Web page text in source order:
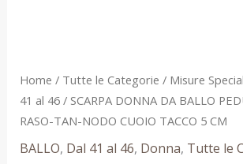
Home / Tutte le Categorie / Misure
41 al 46/ SCARPA DONNA DA BALLO
RASO-TAN-NODO CUOIO TACCO 5 CM
BALLO, Dal 41 al 46, Donna, Tutte le
CM
quantità